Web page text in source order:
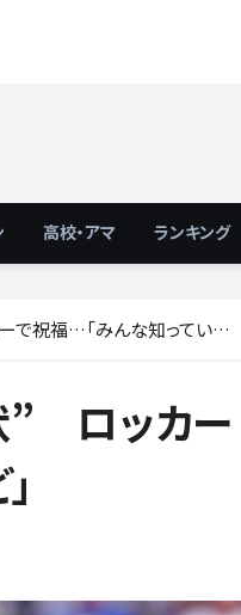
高校・アマ ランキング
みんな知っていると思うけど」
” ロッカー